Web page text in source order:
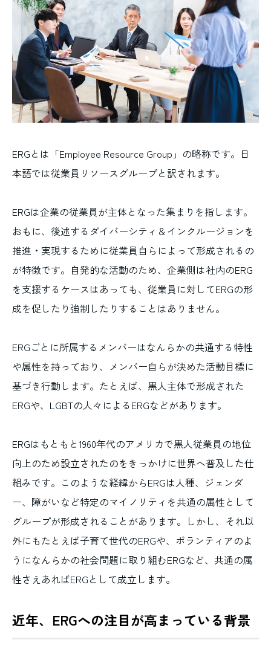
ERGとは「Employee Resource Group」の略称です。日
本語では従業員リソースグループと訳されます。
ERGは企業の従業員が主体となった集まりを指します。
おもに、後述するダイバーシティ＆インクルージョンを
推進・実現するために従業員自らによって形成されるの
が特徴です。自発的な活動のため、企業側は社内のERG
を支援するケースはあっても、従業員に対してERGの形
成を促したり強制したりすることはありません。
ERGごとに所属するメンバーはなんらかの共通する特性
や属性を持っており、メンバー自らが決めた活動目標に
基づき行動します。たとえば、黒人主体で形成された
ERGや、LGBTの人々によるERGなどがあります。
ERGはもともと1960年代のアメリカで黒人従業員の地位
向上のため設立されたのをきっかけに世界へ普及した仕
組みです。このような経緯からERGは人種、ジェンダ
ー、障がいなど特定のマイノリティを共通の属性として
グループが形成されることがあります。しかし、それ以
外にもたとえば子育て世代のERGや、ボランティアのよ
うになんらかの社会問題に取り組むERGなど、共通の属
性さえあればERGとして成立します。
近年、ERGへの注目が高まっている背景